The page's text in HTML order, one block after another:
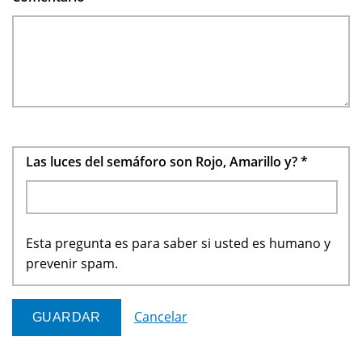
Las luces del semáforo son Rojo, Amarillo y?*
Esta pregunta es para saber si usted es humano y
prevenir spam.
Cancelar